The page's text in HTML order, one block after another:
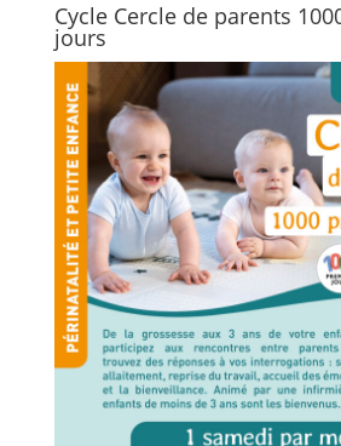
Cycle Cercle de parents
jours